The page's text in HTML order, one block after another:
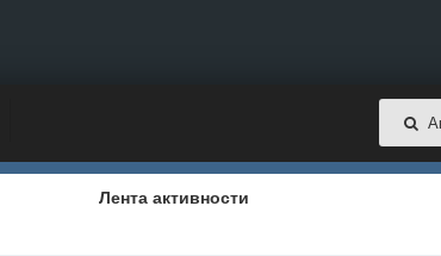
Лента активности